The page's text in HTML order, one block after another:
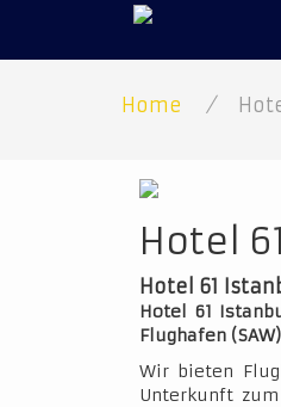
Home /
Hotel
Hotel 61
Hotel 61
Flughafen
Wir bieten
Unterkunft